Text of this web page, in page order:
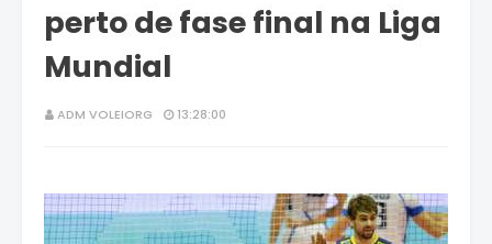
perto de fase final na Liga
Mundial
ADM VOLEIORG 13:28:00